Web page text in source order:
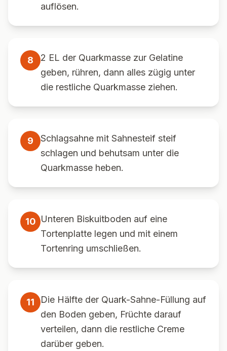
auflösen.
8
2 EL der Quarkmasse zur Gelatine
geben, rühren, dann alles zügig unter
die restliche Quarkmasse ziehen.
9
Schlagsahne mit Sahnesteif steif
schlagen und behutsam unter die
Quarkmasse heben.
10 Unteren Biskuitboden auf eine
Tortenplatte legen und mit einem
Tortenring umschließen.
11
Die Hälfte der Quark-Sahne-Füllung auf
den Boden geben, Früchte darauf
verteilen, dann die restliche Creme
darüber geben.